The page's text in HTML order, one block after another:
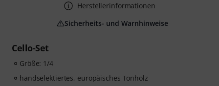
Cello-Set
Größe: 1/4
handselektiertes, europäisches Tonholz
Herstellerinformationen
Sicherheits- und Warnhinweise